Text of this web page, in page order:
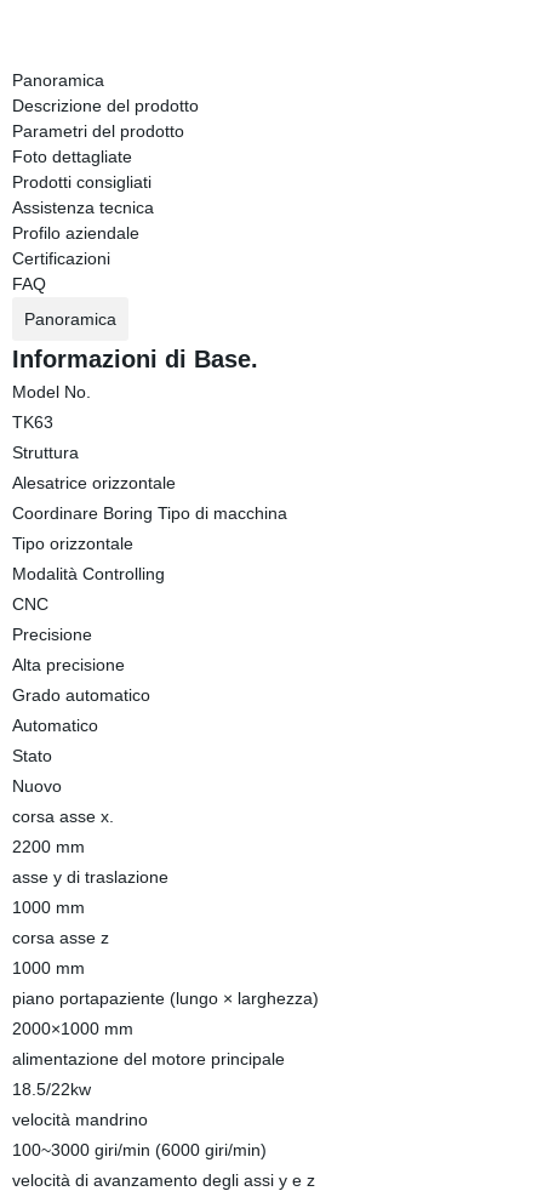
Panoramica
Descrizione del prodotto
Parametri del prodotto
Foto dettagliate
Prodotti consigliati
Assistenza tecnica
Profilo aziendale
Certificazioni
FAQ
Panoramica
Informazioni di Base.
Model No.
TK63
Struttura
Alesatrice orizzontale
Coordinare Boring Tipo di macchina
Tipo orizzontale
Modalità Controlling
CNC
Precisione
Alta precisione
Grado automatico
Automatico
Stato
Nuovo
corsa asse x.
2200 mm
asse y di traslazione
1000 mm
corsa asse z
1000 mm
piano portapaziente (lungo × larghezza)
2000×1000 mm
alimentazione del motore principale
18.5/22kw
velocità mandrino
100~3000 giri/min (6000 giri/min)
velocità di avanzamento degli assi y e z